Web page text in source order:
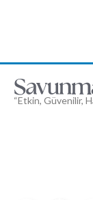
“Etkin, Güvenilir,